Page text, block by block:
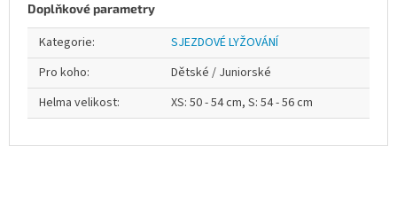
Doplňkové parametry
Kategorie:
SJEZDOVÉ LYŽOVÁNÍ
Pro koho:
Dětské / Juniorské
Helma velikost: XS: 50 - 54 cm, S: 54 - 56 cm